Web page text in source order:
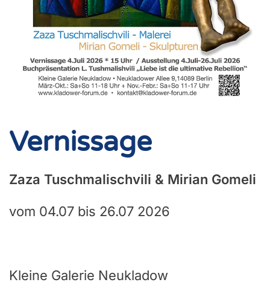
Vernissage
Zaza Tuschmalischvili & Mirian Gomeli
vom 04.07 bis 26.07 2026
Kleine Galerie Neukladow